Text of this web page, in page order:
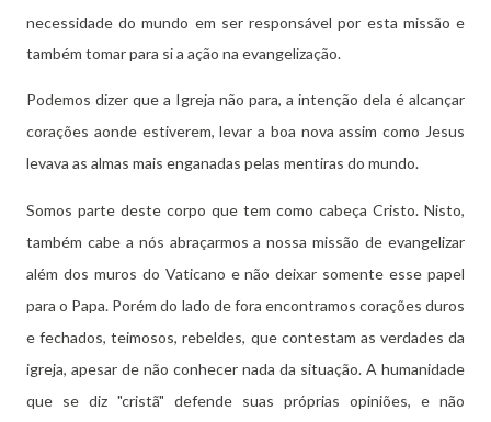
necessidade do mundo em ser responsável por esta missão e
também tomar para si a ação na evangelização.
Podemos dizer que a Igreja não para, a intenção dela é alcançar
corações aonde estiverem, levar a boa nova assim como Jesus
levava as almas mais enganadas pelas mentiras do mundo.
Somos parte deste corpo que tem como cabeça Cristo. Nisto,
também cabe a nós abraçarmos a nossa missão de evangelizar
além dos muros do Vaticano e não deixar somente esse papel
para o Papa. Porém do lado de fora encontramos corações duros
e fechados, teimosos, rebeldes, que contestam as verdades da
igreja, apesar de não conhecer nada da situação. A humanidade
que se diz "cristã" defende suas próprias opiniões, e não